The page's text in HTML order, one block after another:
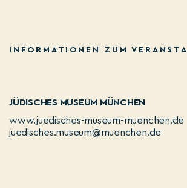
INFORMATIONEN ZUM
JÜDISCHES MUSEUM MÜNCHEN
www.juedisches-museum-muenchen.de
juedisches.museum@muenchen.de